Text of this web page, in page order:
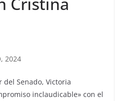
2024
Senado, Victoria
inclaudicable» con el